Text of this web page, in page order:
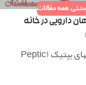
,همه مقالات
دارویی در خانه
زخم معده چیست؟ زخم معده یا زخمهای پپتیک (Peptic